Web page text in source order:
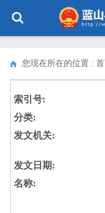
您现在所在的位置 :
索引号:
分类:
发文机关:
发文日期:
名称: